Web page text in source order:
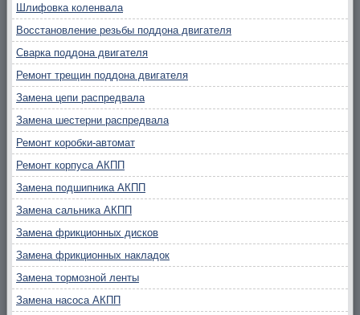
Шлифовка коленвала
Восстановление резьбы поддона двигателя
Сварка поддона двигателя
Ремонт трещин поддона двигателя
Замена цепи распредвала
Замена шестерни распредвала
Ремонт коробки-автомат
Ремонт корпуса АКПП
Замена подшипника АКПП
Замена сальника АКПП
Замена фрикционных дисков
Замена фрикционных накладок
Замена тормозной ленты
Замена насоса АКПП